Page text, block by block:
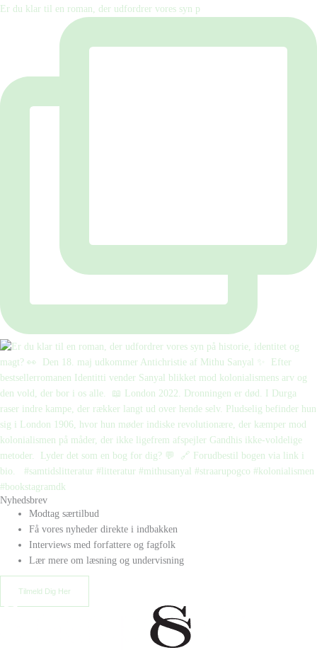
Er du klar til en roman, der udfordrer vores syn p
Nyhedsbrev
Modtag særtilbud
Få vores nyheder direkte i indbakken
Interviews med forfattere og fagfolk
Lær mere om læsning og undervisning
Tilmeld Dig Her